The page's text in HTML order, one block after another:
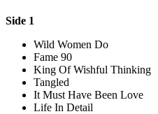
Side 1
Wild Women Do
Fame 90
King Of Wishful Thinking
Tangled
It Must Have Been Love
Life In Detail